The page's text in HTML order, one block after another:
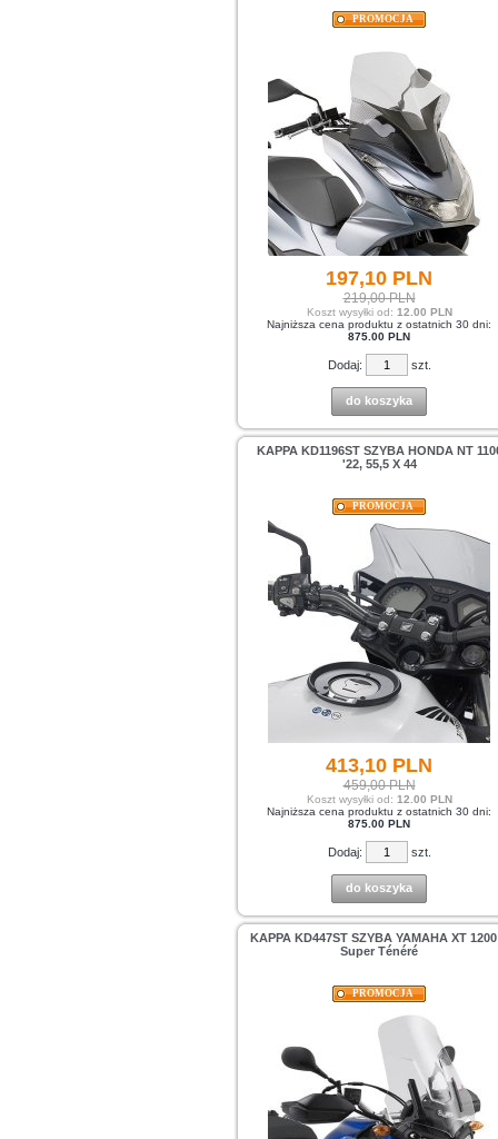
PROMOCJA
197,10 PLN
219,00 PLN
Koszt wysyłki od: 12.00 PLN
Najniższa cena produktu z ostatnich 30 dni:
875.00 PLN
Dodaj: szt.
do koszyka
KAPPA KD1196ST SZYBA HONDA NT
'22, 55,5 X 44
PROMOCJA
413,10 PLN
459,00 PLN
Koszt wysyłki od: 12.00 PLN
Najniższa cena produktu z ostatnich 30 dni:
875.00 PLN
Dodaj: szt.
do koszyka
KAPPA KD447ST SZYBA YAMAHA XT
Super Ténéré
PROMOCJA